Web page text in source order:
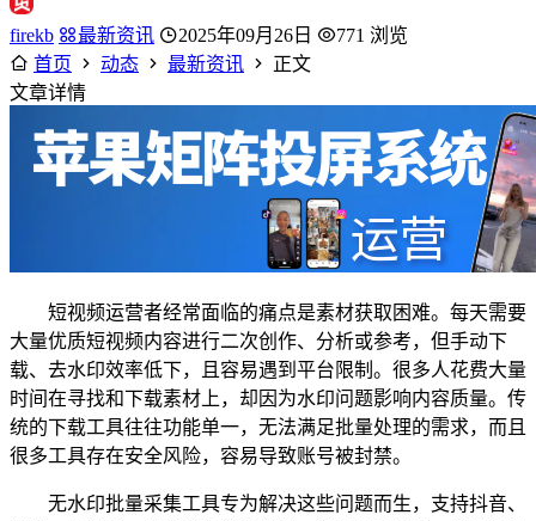
firekb 最新资讯 2025年09月26日
771 浏览
首页
动态 最新资讯
正文
文章详情
短视频运营者经常面临的痛点是素材获取困难。每天需要
大量优质短视频内容进行二次创作、分析或参考，但手动下
载、去水印效率低下，且容易遇到平台限制。很多人花费大量
时间在寻找和下载素材上，却因为水印问题影响内容质量。传
统的下载工具往往功能单一，无法满足批量处理的需求，而且
很多工具存在安全风险，容易导致账号被封禁。
无水印批量采集工具专为解决这些问题而生，支持抖音、